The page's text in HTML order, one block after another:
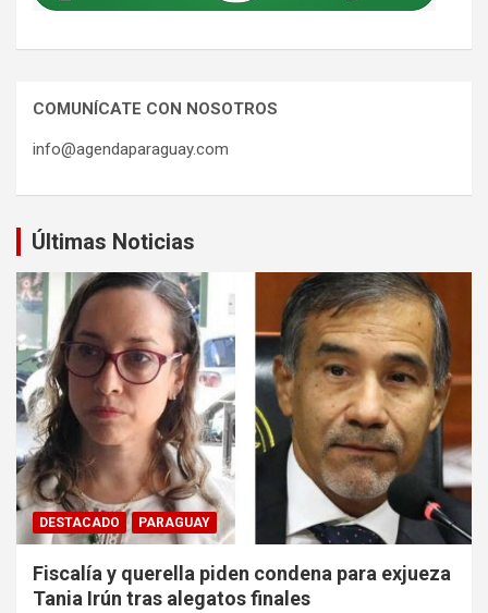
COMUNÍCATE CON NOSOTROS
info@agendaparaguay.com
Últimas Noticias
DESTACADO PARAGUAY
Fiscalía y querella piden condena para exjueza
Tania Irún tras alegatos finales